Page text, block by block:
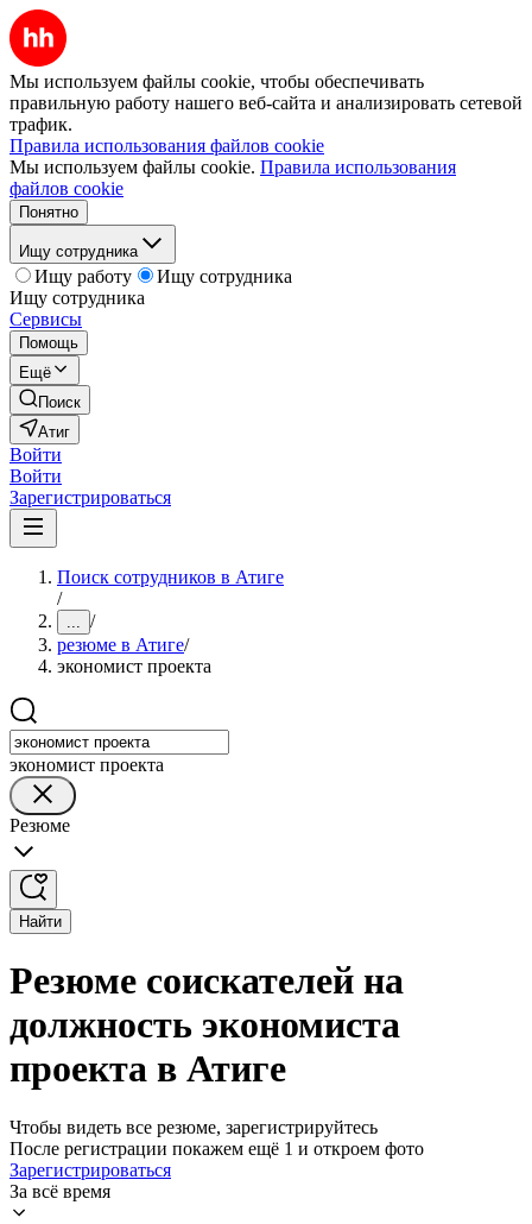
Мы используем файлы cookie, чтобы обеспечивать
правильную работу нашего веб-сайта и анализировать сетевой
трафик.
Правила использования файлов cookie
Мы используем файлы cookie. Правила использования
файлов cookie
Понятно
Ищу сотрудника
Ищу работу
Ищу сотрудника
Ищу сотрудника
Сервисы
Помощь
Ещё
Поиск
Атиг
Войти
Войти
Зарегистрироваться
Поиск сотрудников в Атиге
/
... /
резюме в Атиге/
экономист проекта
экономист проекта
Резюме
Найти
Резюме соискателей на
должность экономиста
проекта в Атиге
Чтобы видеть все резюме, зарегистрируйтесь
После регистрации покажем ещё 1 и откроем фото
Зарегистрироваться
За всё время